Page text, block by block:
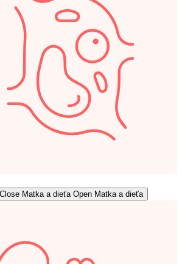
Close Matka a dieťa Open Matka a dieťa